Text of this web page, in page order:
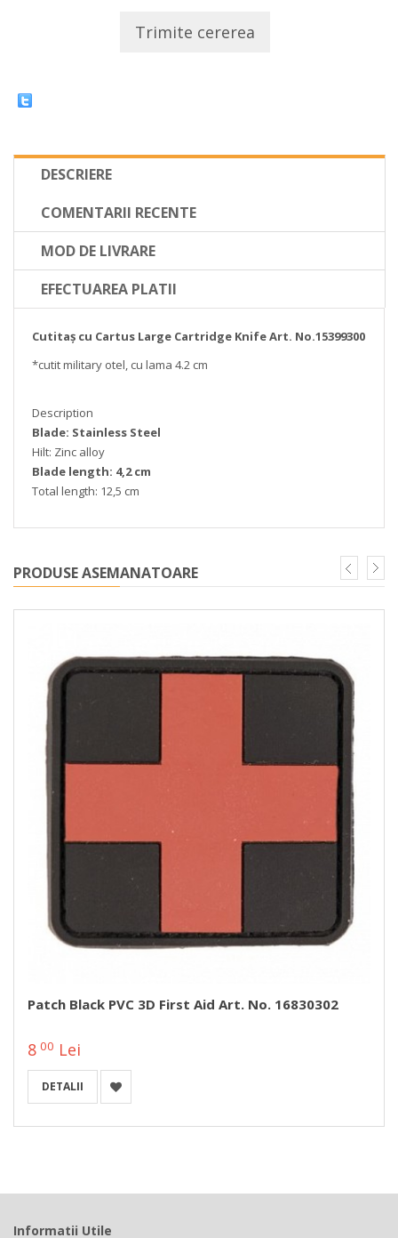
Trimite cererea
DESCRIERE
COMENTARII RECENTE
MOD DE LIVRARE
EFECTUAREA PLATII
Cutitaș cu Cartus Large Cartridge Knife Art. No.15399300
*cutit military otel, cu lama 4.2 cm
Description
Blade: Stainless Steel
Hilt: Zinc alloy
Blade length: 4,2 cm
Total length: 12,5 cm
PRODUSE ASEMANATOARE
Patch Black PVC 3D First Aid Art. No. 16830302
8 00 Lei
DETALII
Informatii Utile